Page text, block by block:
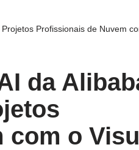
Profissionais de Nuvem
da
com o